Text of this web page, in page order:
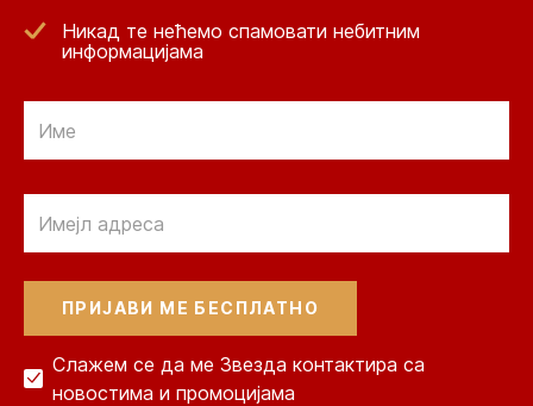
Никад те нећемо спамовати небитним
информацијама
Слажем се да ме Звезда контактира са
новостима и промоцијама